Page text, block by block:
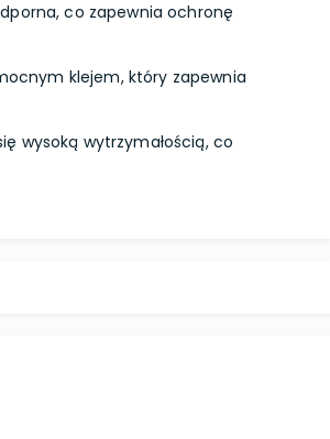
co zapewnia ochronę
klejem, który zapewnia
wysoką wytrzymałością, co